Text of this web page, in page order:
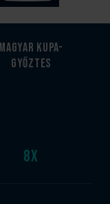
Magyar kupa-
győztes
8x